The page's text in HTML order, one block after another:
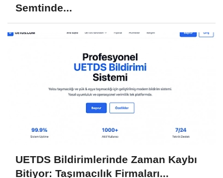
Semtinde...
UETDS Bildirimlerinde Zaman Kaybı
Bitiyor: Taşımacılık Firmaları...